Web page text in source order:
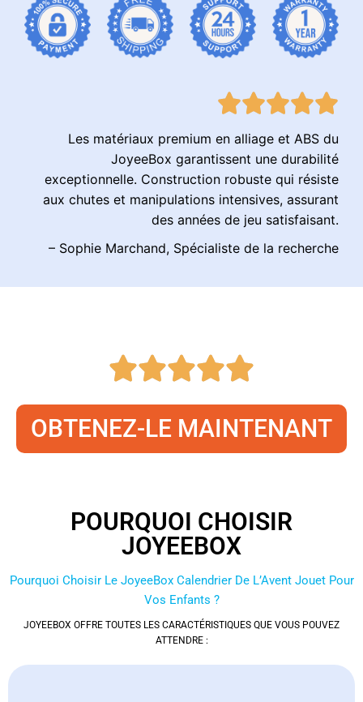
Les matériaux premium en alliage et ABS du
JoyeeBox garantissent une durabilité
exceptionnelle. Construction robuste qui résiste
aux chutes et manipulations intensives, assurant
des années de jeu satisfaisant.
– Sophie Marchand, Spécialiste de la recherche
OBTENEZ-LE MAINTENANT
POURQUOI CHOISIR
JOYEEBOX
Pourquoi Choisir Le JoyeeBox Calendrier De L’Avent Jouet Pour
Vos Enfants ?
JOYEEBOX OFFRE TOUTES LES CARACTÉRISTIQUES QUE VOUS POUVEZ
ATTENDRE :